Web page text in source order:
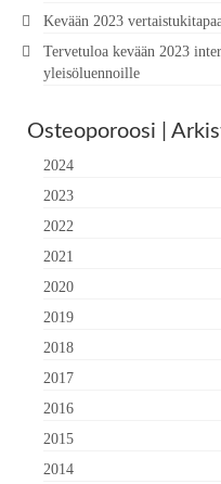
Kevään 2023
Tervetuloa kevään 2023
yleisöluennoille
Osteoporoosi |
2024
2023
2022
2021
2020
2019
2018
2017
2016
2015
2014